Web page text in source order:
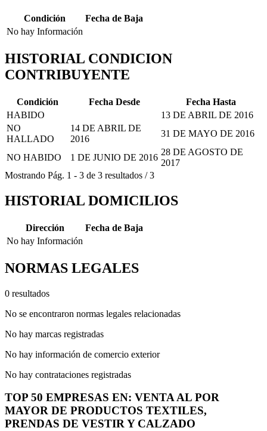
Condición
Fecha de Baja
No hay Información
HISTORIAL CONDICION
CONTRIBUYENTE
Condición Fecha Desde
Fecha Hasta
HABIDO
13 DE ABRIL DE 2016
NO
HALLADO
14 DE ABRIL DE
2016
31 DE MAYO DE 2016
NO HABIDO 1 DE JUNIO DE 2016
28 DE AGOSTO DE
2017
Mostrando Pág. 1 - 3 de 3 resultados /3
HISTORIAL DOMICILIOS
Dirección
Fecha de Baja
No hay Información
NORMAS LEGALES
0 resultados
No se encontraron normas legales relacionadas
No hay marcas registradas
No hay información de comercio exterior
No hay contrataciones registradas
TOP 50 EMPRESAS EN: VENTA AL POR
MAYOR DE PRODUCTOS TEXTILES,
PRENDAS DE VESTIR Y CALZADO